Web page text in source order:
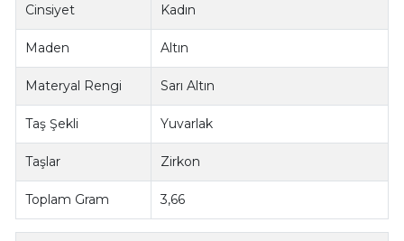
Cinsiyet Kadın
Maden Altın
Materyal Rengi Sarı Altın
Taş Şekli Yuvarlak
Taşlar Zirkon
Toplam Gram 3,66